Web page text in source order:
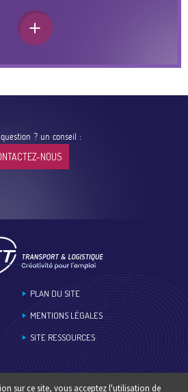
? un conseil :
NOUS
PLAN DU SITE
MENTIONS LÉGALES
SITE RESSOURCES
sur ce site, vous acceptez l'utilisation de